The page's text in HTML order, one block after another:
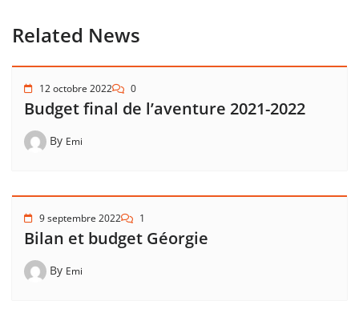
Related News
12 octobre 2022 0
Budget final de l’aventure 2021-2022
By Emi
9 septembre 2022 1
Bilan et budget Géorgie
By Emi